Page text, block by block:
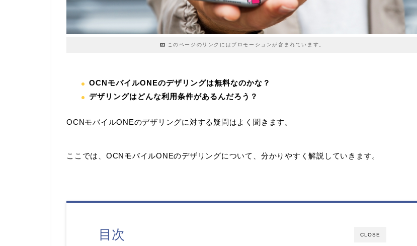
このページのリンクにはプロモーションが含まれています。
OCNモバイルONEのデザリングは無料なのかな？
デザリングはどんな利用条件があるんだろう？
OCNモバイルONEのデザリングに対する疑問はよく聞きます。
ここでは、OCNモバイルONEのデザリングについて、分かりやすく解説していきます。
CLOSE
目次